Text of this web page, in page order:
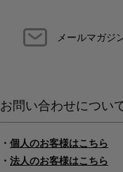
メールマガジ
お問い合わせについ
・ 個人のお客様はこちら
・ 法人のお客様はこちら